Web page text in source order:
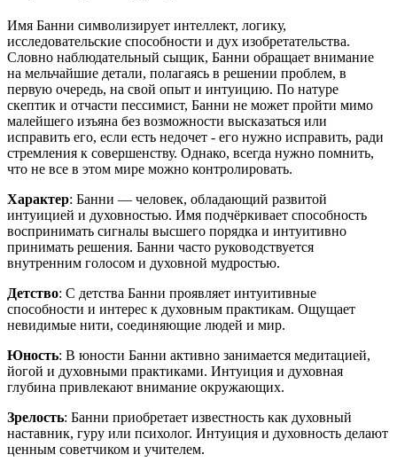
Имя Банни символизирует интеллект, логику,
исследовательские способности и дух изобретательства.
Словно наблюдательный сыщик, Банни обращает внимание
на мельчайшие детали, полагаясь в решении проблем, в
первую очередь, на свой опыт и интуицию. По натуре
скептик и отчасти пессимист, Банни не может пройти мимо
малейшего изъяна без возможности высказаться или
исправить его, если есть недочет - его нужно исправить, ради
стремления к совершенству. Однако, всегда нужно помнить,
что не все в этом мире можно контролировать.
Характер: Банни — человек, обладающий развитой
интуицией и духовностью. Имя подчёркивает способность
воспринимать сигналы высшего порядка и интуитивно
принимать решения. Банни часто руководствуется
внутренним голосом и духовной мудростью.
Детство: С детства Банни проявляет интуитивные
способности и интерес к духовным практикам. Ощущает
невидимые нити, соединяющие людей и мир.
Юность: В юности Банни активно занимается медитацией,
йогой и духовными практиками. Интуиция и духовная
глубина привлекают внимание окружающих.
Зрелость: Банни приобретает известность как духовный
наставник, гуру или психолог. Интуиция и духовность делают
ценным советчиком и учителем.